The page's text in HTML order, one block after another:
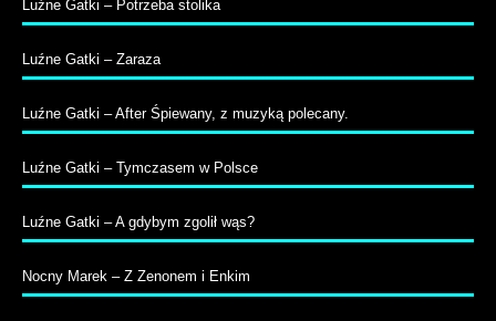
Luźne Gatki – Potrzeba stolika
Luźne Gatki – Zaraza
Luźne Gatki – After Śpiewany, z muzyką polecany.
Luźne Gatki – Tymczasem w Polsce
Luźne Gatki – A gdybym zgolił wąs?
Nocny Marek – Z Zenonem i Enkim